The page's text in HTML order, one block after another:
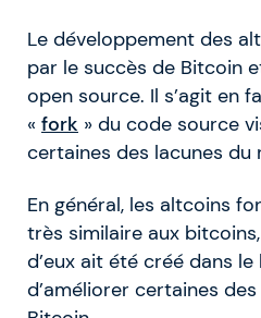
Le développement des
par le succès de Bitcoin
open source. Il s’agit en
« fork » du code source
certaines des lacunes du
En général, les altcoins
très similaire aux
d’eux ait été créé dans
d’améliorer certaines